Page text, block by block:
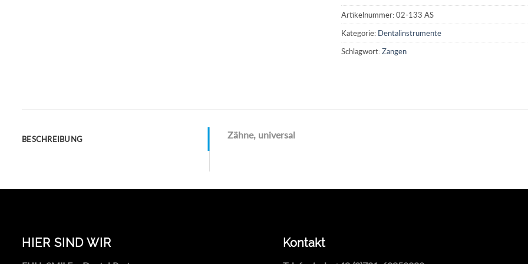
Artikelnummer:02-133 AS
Kategorie: Dentalinstrumente
Schlagwort:Zangen
BESCHREIBUNG Zähne, universal
HIER SIND WIR Kontakt